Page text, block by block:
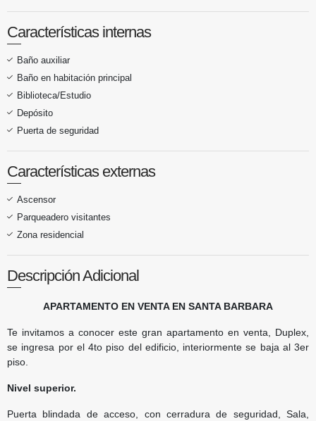
Características internas
Baño auxiliar
Baño en habitación principal
Biblioteca/Estudio
Depósito
Puerta de seguridad
Características externas
Ascensor
Parqueadero visitantes
Zona residencial
Descripción Adicional
APARTAMENTO EN VENTA EN SANTA BARBARA
Te invitamos a conocer este gran apartamento en venta, Duplex,
se ingresa por el 4to piso del edificio, interiormente se baja al 3er
piso.
Nivel superior.
Puerta blindada de acceso, con cerradura de seguridad, Sala,